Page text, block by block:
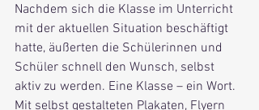
Nachdem sich die Klasse im Unterricht
mit der aktuellen Situation beschäftigt
hatte, äußerten die Schülerinnen und
Schüler schnell den Wunsch, selbst
aktiv zu werden. Eine Klasse – ein Wort.
Mit selbst gestalteten Plakaten, Flyern